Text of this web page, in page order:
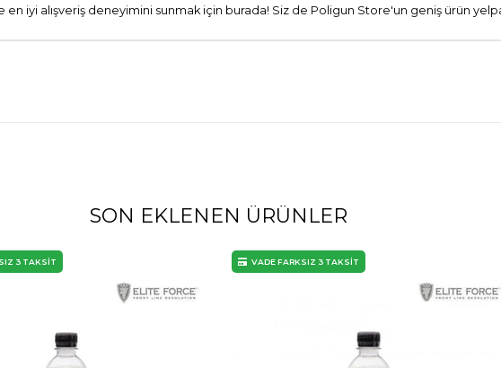
en iyi alışveriş deneyimini sunmak için burada! Siz de Poligun Store'un geniş ürün
SON EKLENEN ÜRÜNLER
3 TAKSİT VADE FARKSIZ 3 TAKSİT